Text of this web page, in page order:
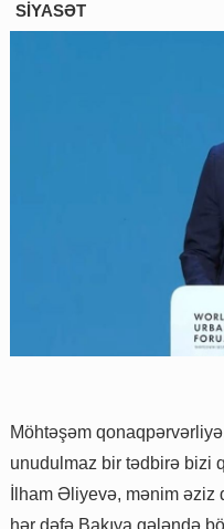
SİYASƏT
Möhtəşəm
unudulmaz bir tədbirə bizi
İlham Əliyevə, mənim
hər dəfə Bakıya gələndə